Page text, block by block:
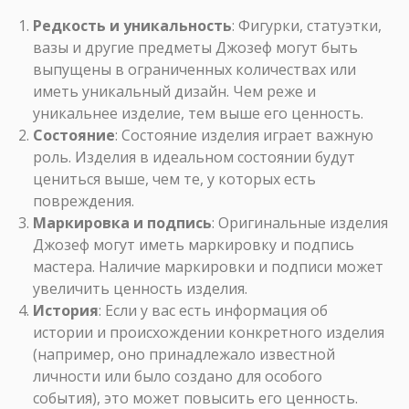
Редкость и уникальность: Фигурки, статуэтки,
вазы и другие предметы Джозеф могут быть
выпущены в ограниченных количествах или
иметь уникальный дизайн. Чем реже и
уникальнее изделие, тем выше его ценность.
Состояние: Состояние изделия играет важную
роль. Изделия в идеальном состоянии будут
цениться выше, чем те, у которых есть
повреждения.
Маркировка и подпись: Оригинальные изделия
Джозеф могут иметь маркировку и подпись
мастера. Наличие маркировки и подписи может
увеличить ценность изделия.
История: Если у вас есть информация об
истории и происхождении конкретного изделия
(например, оно принадлежало известной
личности или было создано для особого
события), это может повысить его ценность.